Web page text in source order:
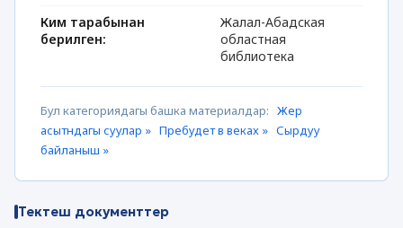
Ким тарабынан
берилген:
Жалал-Абадская
областная
библиотека
Бул категориядагы башка материалдар: Жер
асытндагы суулар » Пребудет в веках » Сырдуу
байланыш »
Тектеш документтер